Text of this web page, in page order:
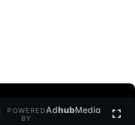
POWERED
BY
AdhubMedia